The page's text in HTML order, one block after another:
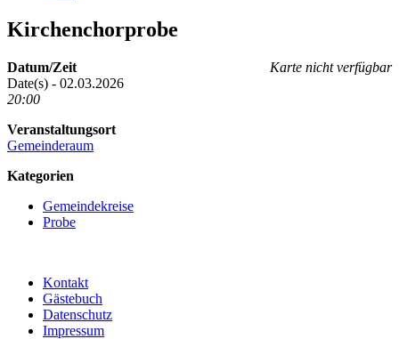
Kirchenchorprobe
Karte nicht verfügbar
Datum/Zeit
Date(s) - 02.03.2026
20:00
Veranstaltungsort
Gemeinderaum
Kategorien
Gemeindekreise
Probe
Kontakt
Gästebuch
Datenschutz
Impressum